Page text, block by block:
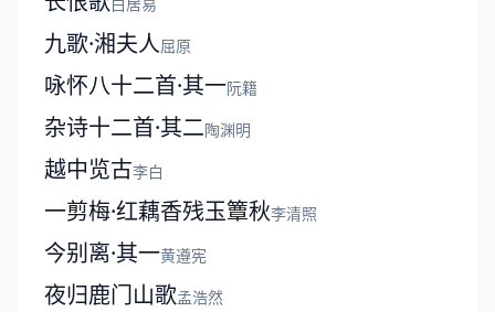
九歌·湘夫人屈原
咏怀八十二首·其一阮籍
杂诗十二首·其二陶渊明
越中览古李白
一剪梅·红藕香残玉簟秋李清照
今别离·其一黄遵宪
夜归鹿门山歌孟浩然